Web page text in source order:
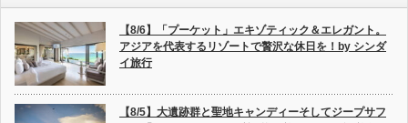
【8/6】「プーケット」エキゾティック＆エレガント。
アジアを代表するリゾートで贅沢な休日を！by シンダ
イ旅行
【8/5】大遺跡群と聖地キャンディーそしてジープサフ